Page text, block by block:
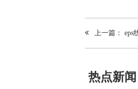
上一篇： eps
热点新闻